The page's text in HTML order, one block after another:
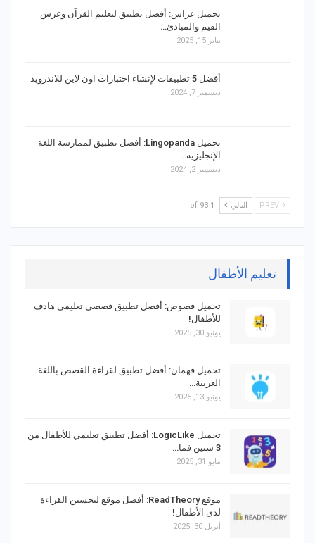
تحميل غراس: أفضل تطبيق لتعليم القرآن وغرس
القيم والمبادئ…
يناير 15, 2025
أفضل 5 تطبيقات لإنشاء اختبارات اون لاين للاندرويد
ديسمبر 7, 2024
تحميل Lingopanda: أفضل تطبيق لممارسة اللغة
الإنجليزية…
ديسمبر 2, 2024
التالي 1 of 93
تعليم الأطفال
تحميل قصوص: أفضل تطبيق قصصي تعليمي هادف
للأطفال!
يونيو 30, 2025
تحميل فهمان: أفضل تطبيق لقراءة القصص باللغة
العربية…
يونيو 13, 2025
تحميل LogicLike: أفضل تطبيق تعليمي للأطفال من
3 سنين فما…
مايو 31, 2025
موقع ReadTheory: أفضل موقع لتحسين القراءة
لدى الأطفال!
أبريل 30, 2025